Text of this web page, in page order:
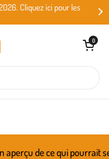
Cliquez ici pour les
Ouvrir le
0
de ce qui pourrait se